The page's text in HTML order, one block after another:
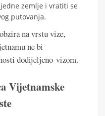
zemlje i vratiti se
putovanja.
na vrstu vize,
ne bi
dodijeljeno vizom.
Vijetnamske